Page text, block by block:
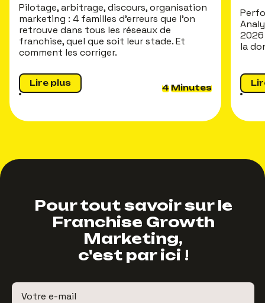
Pilotage, arbitrage, discours, organisation
marketing : 4 familles d'erreurs que l'on
retrouve dans tous les réseaux de
franchise, quel que soit leur stade. Et
comment les corriger.
Lire plus 4 Minutes
2026
la
Pour tout savoir sur le
Franchise Growth
Marketing,
c'est par ici !